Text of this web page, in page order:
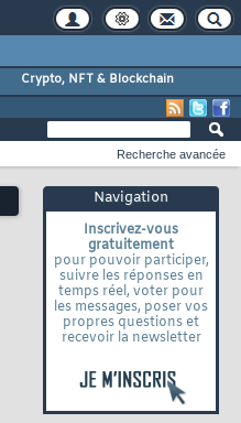
Crypto, NFT & Blockchain
Navigation
Inscrivez-vous
gratuitement
pour pouvoir participer,
suivre les réponses en
temps réel, voter pour
les messages, poser vos
propres questions et
recevoir la newsletter
Recherche avancée